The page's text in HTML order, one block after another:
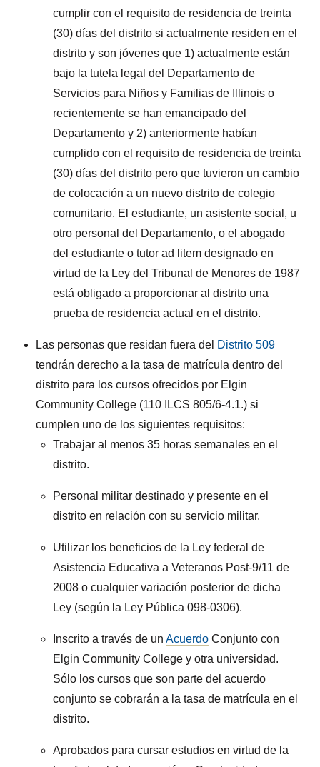
cumplir con el requisito de residencia de treinta
(30) días del distrito si actualmente residen en el
distrito y son jóvenes que 1) actualmente están
bajo la tutela legal del Departamento de
Servicios para Niños y Familias de Illinois o
recientemente se han emancipado del
Departamento y 2) anteriormente habían
cumplido con el requisito de residencia de treinta
(30) días del distrito pero que tuvieron un cambio
de colocación a un nuevo distrito de colegio
comunitario. El estudiante, un asistente social, u
otro personal del Departamento, o el abogado
del estudiante o tutor ad litem designado en
virtud de la Ley del Tribunal de Menores de 1987
está obligado a proporcionar al distrito una
prueba de residencia actual en el distrito.
Las personas que residan fuera del Distrito 509
tendrán derecho a la tasa de matrícula dentro del
distrito para los cursos ofrecidos por Elgin
Community College (110 ILCS 805/6-4.1.) si
cumplen uno de los siguientes requisitos:
Trabajar al menos 35 horas semanales en el
distrito.
Personal militar destinado y presente en el
distrito en relación con su servicio militar.
Utilizar los beneficios de la Ley federal de
Asistencia Educativa a Veteranos Post-9/11 de
2008 o cualquier variación posterior de dicha
Ley (según la Ley Pública 098-0306).
Inscrito a través de unAcuerdo Conjunto con
Elgin Community College y otra universidad.
Sólo los cursos que son parte del acuerdo
conjunto se cobrarán a la tasa de matrícula en el
distrito.
Aprobados para cursar estudios en virtud de la